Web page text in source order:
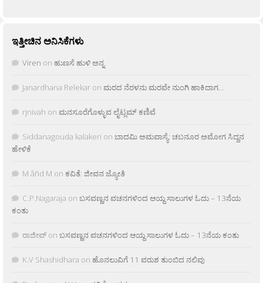
ಇತ್ತೀಚಿನ ಅನಿಸಿಕೆಗಳು
Viren on ಹುಣಸೆ ಹುಳಿ ಅನ್ನ
Janardhana Relekar on ಮರದ ನೆರಳನು ಮರವೇ ನುಂಗಿ ಹಾಕಿದಾಗ…
rjnivah on ಮನಸೂರೆಗೊಳ್ಳುವ ಲೈಟ್ಲಮ್ ಕಣಿವೆ
Siddanagouda kalakeri on ಬಾದಮಿ ಅಮವಾಸ್ಯೆ: ಚಬನೂರ ಅಮೋಗ ಸಿದ್ದನ
ಹೇಳಿಕೆ
M âñd M on ಕವಿತೆ: ಜೀವನ ಜ್ಯೋತಿ
C.P.Nagaraja on ಬಸವಣ್ಣನ ವಚನಗಳಿಂದ ಆಯ್ದ ಸಾಲುಗಳ ಓದು – 13ನೆಯ
ಕಂತು
ರಾಜೀವ್ on ಬಸವಣ್ಣನ ವಚನಗಳಿಂದ ಆಯ್ದ ಸಾಲುಗಳ ಓದು – 13ನೆಯ ಕಂತು
K.V Shashidhara on ಹೊನಲುವಿಗೆ 11 ವರುಶ ತುಂಬಿದ ನಲಿವು